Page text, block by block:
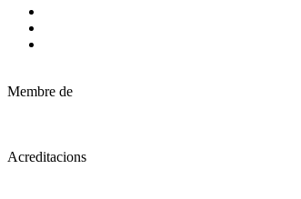
Membre de
Acreditacions